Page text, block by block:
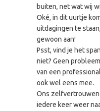
buiten, net wat wij
Oké, in dit uurtje
uitdagingen te
gewoon aan!
Psst, vind je het
niet? Geen
van een
ook wel eens mee.
Ons zelfvertrouwen
iedere keer weer